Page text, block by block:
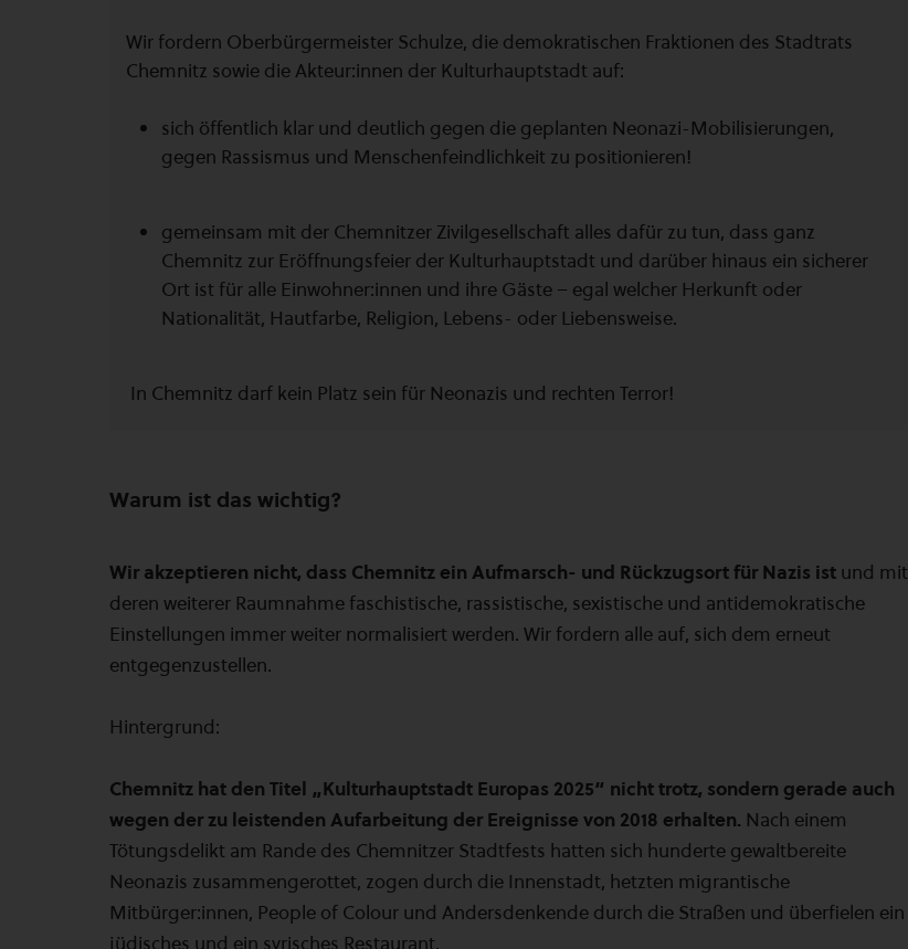
Wir fordern Oberbürgermeister Schulze, die demokratischen Fraktionen des Stadtrats
Chemnitz sowie die Akteur:innen der Kulturhauptstadt auf:
sich öffentlich klar und deutlich gegen die geplanten Neonazi-Mobilisierungen,
gegen Rassismus und Menschenfeindlichkeit zu positionieren!
gemeinsam mit der Chemnitzer Zivilgesellschaft alles dafür zu tun, dass ganz
Chemnitz zur Eröffnungsfeier der Kulturhauptstadt und darüber hinaus ein sicherer
Ort ist für alle Einwohner:innen und ihre Gäste – egal welcher Herkunft oder
Nationalität, Hautfarbe, Religion, Lebens- oder Liebensweise.
In Chemnitz darf kein Platz sein für Neonazis und rechten Terror!
Warum ist das wichtig?
Wir akzeptieren nicht, dass Chemnitz ein Aufmarsch- und Rückzugsort für Nazis ist und mit
deren weiterer Raumnahme faschistische, rassistische, sexistische und antidemokratische
Einstellungen immer weiter normalisiert werden. Wir fordern alle auf, sich dem erneut
entgegenzustellen.
Hintergrund:
Chemnitz hat den Titel „Kulturhauptstadt Europas 2025“ nicht trotz, sondern gerade auch
wegen der zu leistenden Aufarbeitung der Ereignisse von 2018 erhalten. Nach einem
Tötungsdelikt am Rande des Chemnitzer Stadtfests hatten sich hunderte gewaltbereite
Neonazis zusammengerottet, zogen durch die Innenstadt, hetzten migrantische
Mitbürger:innen, People of Colour und Andersdenkende durch die Straßen und überfielen ein
jüdisches und ein syrisches Restaurant.